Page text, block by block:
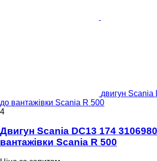
двигун
до вантажівки Scania R 500
4
Двигун Scania DC13 174
вантажівки Scania R 500